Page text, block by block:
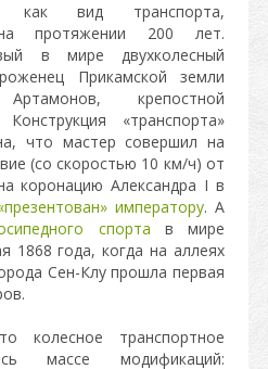
как вид транспорта,
протяжении 200 лет.
в мире двухколесный
Прикамской земли
крепостной
«транспорта»
что мастер совершил на
(со скоростью 10 км/ч) от
коронацию Александра I в
императору. А
спорта в мире
1868 года, когда на аллеях
Сен-Клу прошла первая
колесное транспортное
массе модификаций: